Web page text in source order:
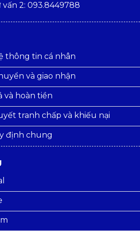
vấn 2: 093.8449788
thông tin cá nhân
và giao nhận
và hoàn tiền
tranh chấp và khiếu nại
định chung